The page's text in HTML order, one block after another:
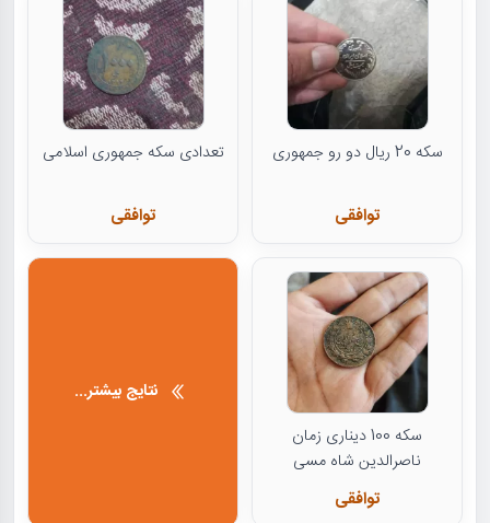
سکه 20 ریال دو رو جمهوری
توافقی
تعدادی سکه جمهوری اسلامی
توافقی
سکه 100 دیناری زمان
ناصرالدین شاه مسی
توافقی
نتایج بیشتر...